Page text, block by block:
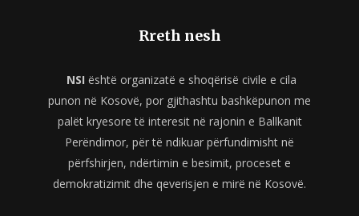
Rreth nesh
NSI është organizatë e shoqërisë civile e cila
punon në Kosovë, por gjithashtu bashkëpunon me
palët kryesore të interesit në rajonin e Ballkanit
Perëndimor, për të ndikuar përfundimisht në
përfshirjen, ndërtimin e besimit, proceset e
demokratizimit dhe qeverisjen e mirë në Kosovë.